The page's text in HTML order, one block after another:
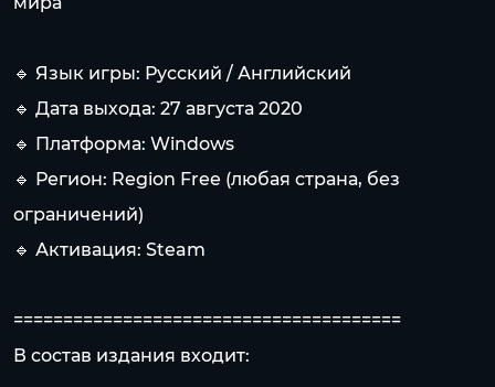
🔹 Язык игры: Русский / Английский
🔹 Дата выхода: 27 августа 2020
🔹 Платформа: Windows
🔹 Регион: Region Free (любая страна, без
ограничений)
🔹 Активация: Steam
=======================================
В состав издания входит: